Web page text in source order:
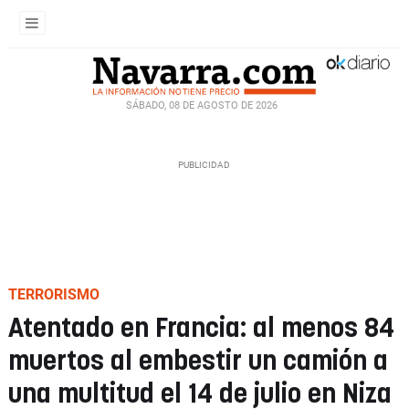
SÁBADO, 08 DE AGOSTO DE 2026
TERRORISMO
Atentado en Francia: al menos 84
muertos al embestir un camión a
una multitud el 14 de julio en Niza